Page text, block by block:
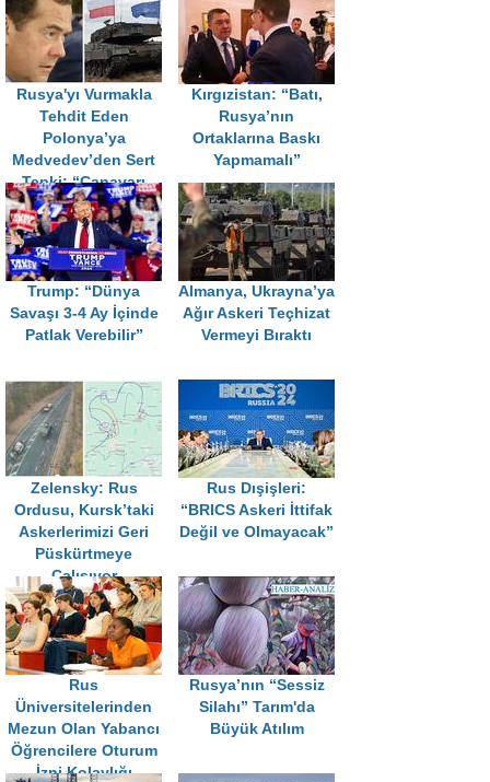
Rusya'yı Vurmakla
Tehdit Eden
Polonya’ya
Medvedev’den Sert
Tepki: “Canavarı
Uyandırmayın”
Kırgızistan: “Batı,
Rusya’nın
Ortaklarına Baskı
Yapmamalı”
Trump: “Dünya
Savaşı 3-4 Ay İçinde
Patlak Verebilir”
Almanya, Ukrayna’ya
Ağır Askeri Teçhizat
Vermeyi Bıraktı
Zelensky: Rus
Ordusu, Kursk’taki
Askerlerimizi Geri
Püskürtmeye
Çalışıyor
Rus Dışişleri:
“BRICS Askeri İttifak
Değil ve Olmayacak”
Rus
Üniversitelerinden
Mezun Olan Yabancı
Öğrencilere Oturum
İzni Kolaylığı
Rusya’nın “Sessiz
Silahı” Tarım'da
Büyük Atılım